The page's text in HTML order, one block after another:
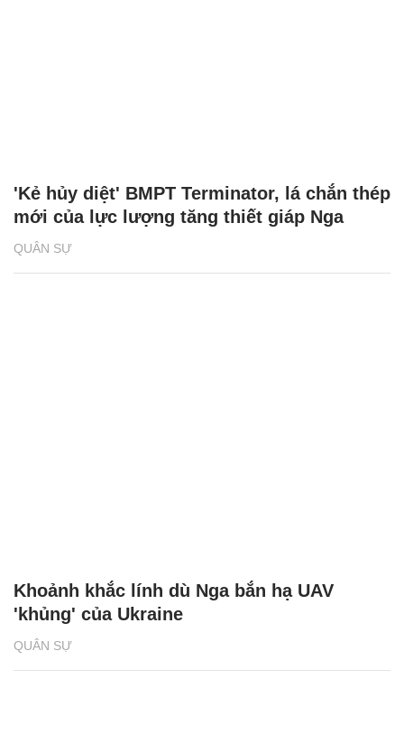
QUÂN SỰ
'Kẻ hủy diệt' BMPT Terminator, lá chắn thép
mới của lực lượng tăng thiết giáp Nga
QUÂN SỰ
Khoảnh khắc lính dù Nga bắn hạ UAV
'khủng' của Ukraine